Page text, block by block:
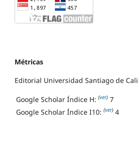
Métricas
Editorial Universidad Santiago de Cali
Google Scholar Índice H: (ver) 7
Google Scholar Índice I10: (ver) 4